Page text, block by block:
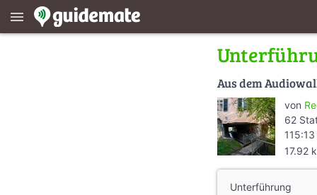
menu
Aus dem
von
62
17.92
Unterführung